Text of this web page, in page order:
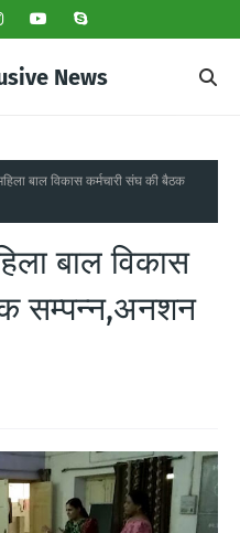
News
बाल विकास कर्मचारी संघ की बैठक
बाल विकास
सम्पन्न,अनशन